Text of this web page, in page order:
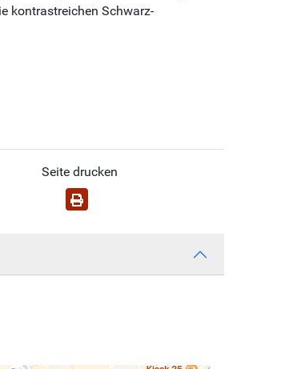
kontrastreichen Schwarz-
Seite drucken